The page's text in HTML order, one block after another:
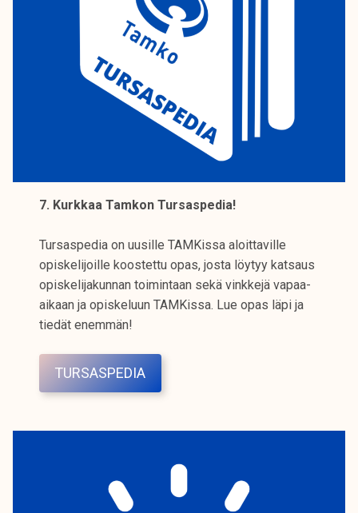
7. Kurkkaa Tamkon Tursaspedia!
Tursaspedia on uusille TAMKissa aloittaville
opiskelijoille koostettu opas, josta löytyy katsaus
opiskelijakunnan toimintaan sekä vinkkejä vapaa-
aikaan ja opiskeluun TAMKissa. Lue opas läpi ja
tiedät enemmän!
TURSASPEDIA